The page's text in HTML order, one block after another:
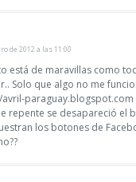
de 2012 a las 11:00
está de maravillas como
Solo que algo no me
repente se desapareció el
los botones de